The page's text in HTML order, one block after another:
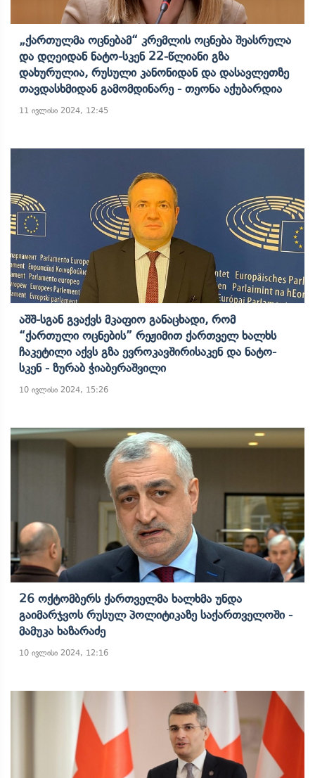
„ქართულმა Ოცნებამ“ Კრემლის Ოცნება Შეასრულა
Და Დღეიდან Ნატო-Სკენ 22-Წლიანი Გზა
Დახურულია, Რუსული Კანონიდან Და Დასავლეთზე
Თავდასხმიდან Გამომდინარე - Თეონა Აქუბარდია
11 ივლისი 2024, 12:45
Აშშ-Სგან Გვაქვს Მკაფიო Განაცხადი, Რომ
“ქართული Ოცნების” Რეჟიმით Ქართველ Ხალხს
Ჩაკეტილი Აქვს Გზა Ევროკავშირისაკენ Და Ნატო-
Სკენ - Ზურაბ Ჭიაბერაშვილი
10 ივლისი 2024, 15:26
26 Ოქტომბერს Ქართველმა Ხალხმა Უნდა
Გაიმარჯვოს Რუსულ Პოლიტიკაზე Საქართველოში -
Მამუკა Ხაზარაძე
10 ივლისი 2024, 12:16